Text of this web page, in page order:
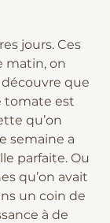
jours. Ces
matin, on
que
tomate est
qu’on
semaine a
parfaite. Ou
qu’on avait
un coin de
à de